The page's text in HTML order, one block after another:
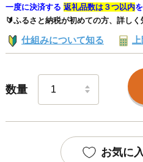
一度に決済する 返礼品数は３つ以内
🔰ふるさと納税が初めての方、詳し
仕組みについて知る
数量
お気に